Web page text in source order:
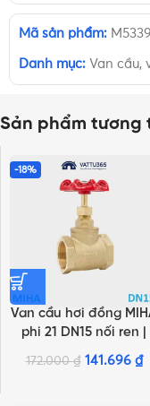
Mã sản phẩm:
Danh mục: Van cầu,
Sản phẩm tương
-18%
Van cầu hơi đồng
phi 21 DN15 nối ren |
Chính hãng Minh Hòa
172.000₫ 141.696 ₫
NHẤN ĐỂ XEM